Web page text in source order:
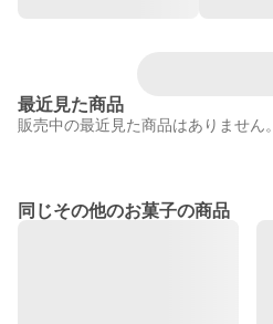
最近見た商品
販売中の最近見た商品はありません。
同じその他のお菓子の商品